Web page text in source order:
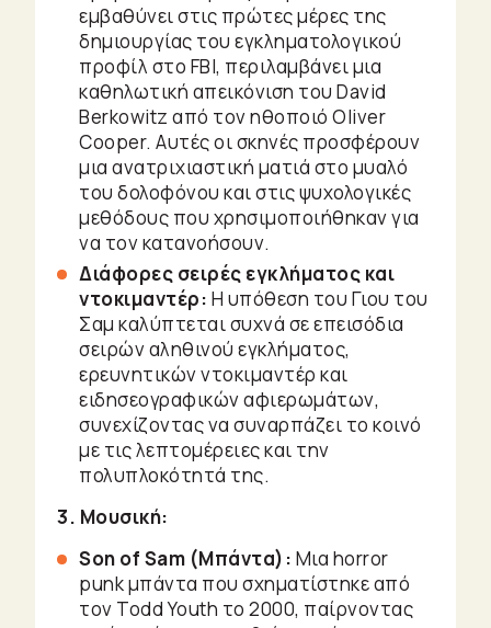
εμβαθύνει στις πρώτες μέρες της
δημιουργίας του εγκληματολογικού
προφίλ στο FBI, περιλαμβάνει μια
καθηλωτική απεικόνιση του David
Berkowitz από τον ηθοποιό Oliver
Cooper. Αυτές οι σκηνές προσφέρουν
μια ανατριχιαστική ματιά στο μυαλό
του δολοφόνου και στις ψυχολογικές
μεθόδους που χρησιμοποιήθηκαν για
να τον κατανοήσουν.
Διάφορες σειρές εγκλήματος και
ντοκιμαντέρ: Η υπόθεση του Γιου του
Σαμ καλύπτεται συχνά σε επεισόδια
σειρών αληθινού εγκλήματος,
ερευνητικών ντοκιμαντέρ και
ειδησεογραφικών αφιερωμάτων,
συνεχίζοντας να συναρπάζει το κοινό
με τις λεπτομέρειες και την
πολυπλοκότητά της.
3. Μουσική:
Son of Sam (Μπάντα): Μια horror
punk μπάντα που σχηματίστηκε από
τον Todd Youth το 2000, παίρνοντας